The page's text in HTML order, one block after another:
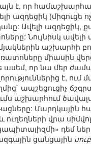
է, որ
ազդեցիկ (միգուցե
Ավելի ազդեցիկ,
Նույնիսկ ավելի
աշխարհի
միասին
ասեմ, որ նա մեր
է, ում
ապշեցուցիչ
աշխարհում
Մարդկային
ուղեղների վրա
դեմ
ցանցային